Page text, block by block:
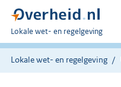
U
bent
hier:
Lokale wet- en regelgeving
Lokale wet- en regelgeving